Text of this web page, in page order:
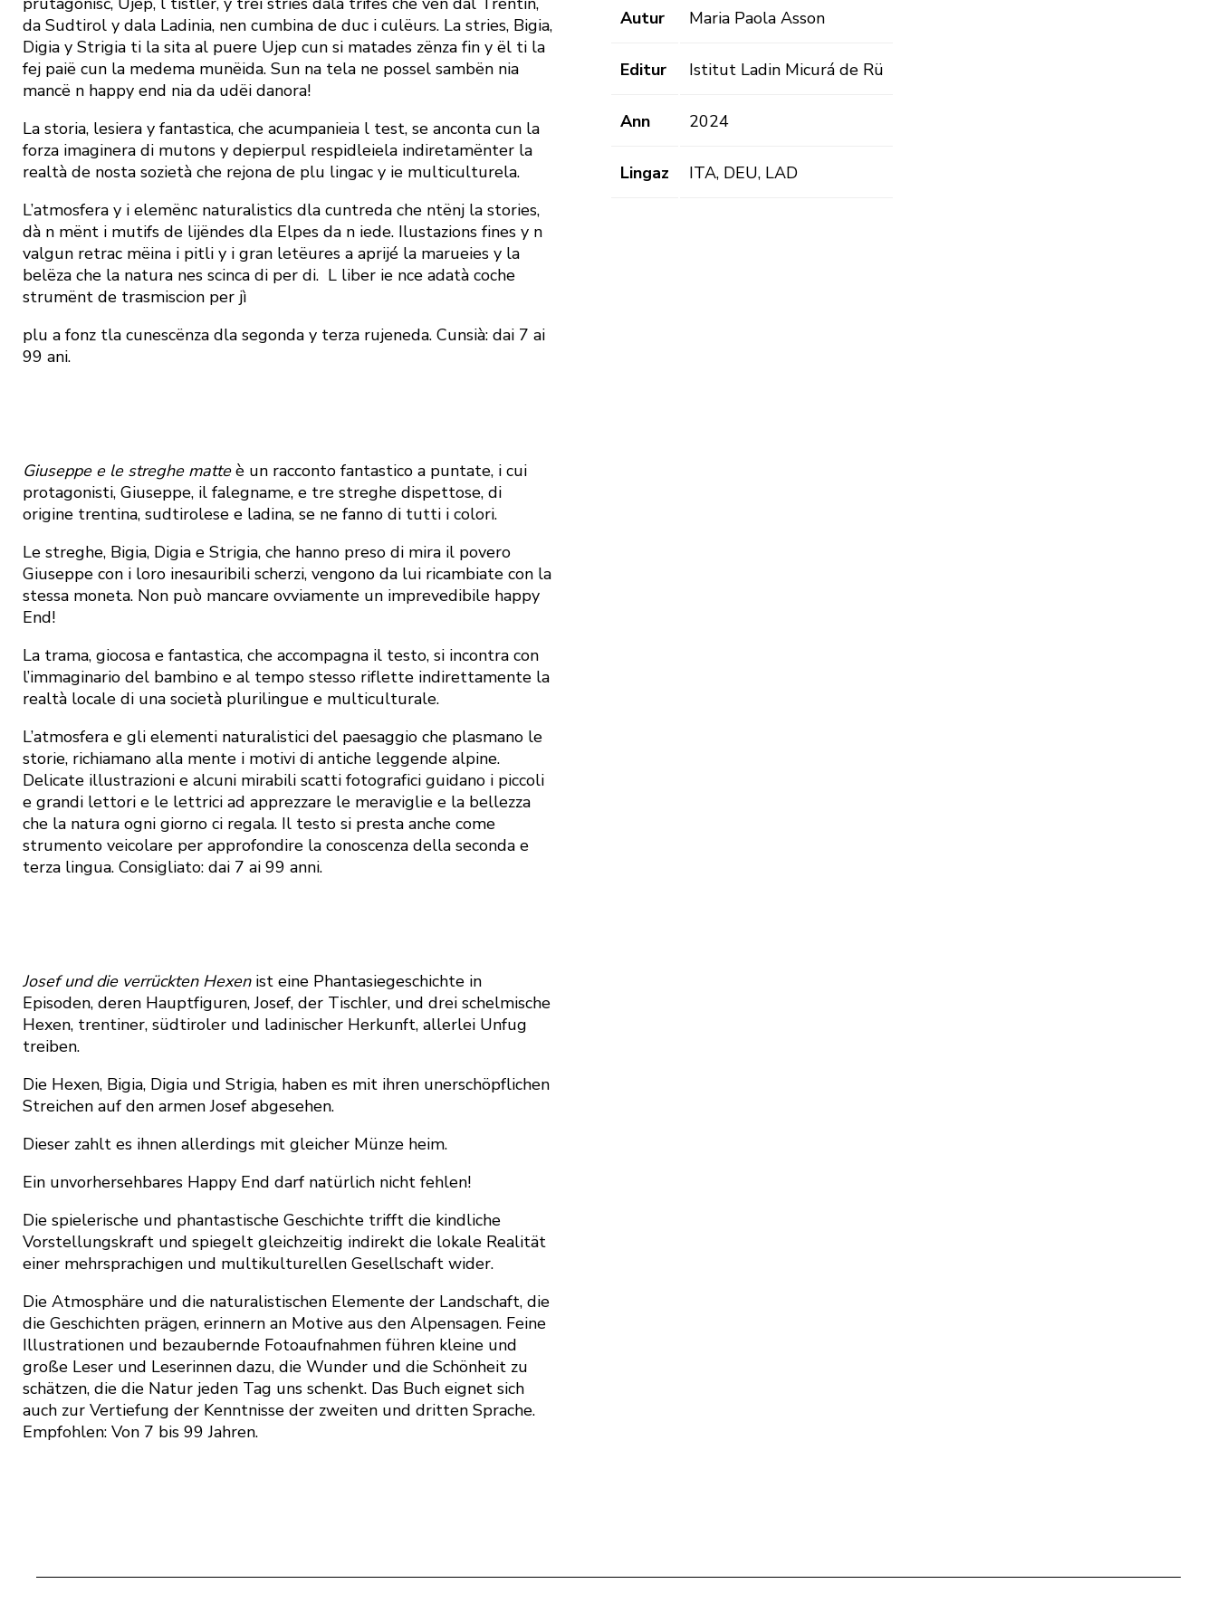
da Sudtirol y dala Ladinia, nen cumbina de duc i culëurs. La stries, Bigia,
Digia y Strigia ti la sita al puere Ujep cun si matades zënza fin y ël ti la
fej paië cun la medema munëida. Sun na tela ne possel sambën nia
mancë n happy end nia da udëi danora!
La storia, lesiera y fantastica, che acumpanieia l test, se anconta cun la
forza imaginera di mutons y depierpul respidleiela indiretamënter la
realtà de nosta sozietà che rejona de plu lingac y ie multiculturela.
L’atmosfera y i elemënc naturalistics dla cuntreda che ntënj la stories,
dà n mënt i mutifs de lijëndes dla Elpes da n iede. Ilustazions fines y n
valgun retrac mëina i pitli y i gran letëures a aprijé la marueies y la
belëza che la natura nes scinca di per di. L liber ie nce adatà coche
strumënt de trasmiscion per jì
plu a fonz tla cunescënza dla segonda y terza rujeneda. Cunsià: dai 7 ai
99 ani.
Giuseppe e le streghe matteè un racconto fantastico a puntate, i cui
protagonisti, Giuseppe, il falegname, e tre streghe dispettose, di
origine trentina, sudtirolese e ladina, se ne fanno di tutti i colori.
Le streghe, Bigia, Digia e Strigia, che hanno preso di mira il povero
Giuseppe con i loro inesauribili scherzi, vengono da lui ricambiate con la
stessa moneta. Non può mancare ovviamente un imprevedibile happy
End!
La trama, giocosa e fantastica, che accompagna il testo, si incontra con
l’immaginario del bambino e al tempo stesso riflette indirettamente la
realtà locale di una società plurilingue e multiculturale.
L’atmosfera e gli elementi naturalistici del paesaggio che plasmano le
storie, richiamano alla mente i motivi di antiche leggende alpine.
Delicate illustrazioni e alcuni mirabili scatti fotografici guidano i piccoli
e grandi lettori e le lettrici ad apprezzare le meraviglie e la bellezza
che la natura ogni giorno ci regala. Il testo si presta anche come
strumento veicolare per approfondire la conoscenza della seconda e
terza lingua. Consigliato: dai 7 ai 99 anni.
Josef und die verrückten Hexenist eine Phantasiegeschichte in
Episoden, deren Hauptfiguren, Josef, der Tischler, und drei schelmische
Hexen, trentiner, südtiroler und ladinischer Herkunft, allerlei Unfug
treiben.
Die Hexen, Bigia, Digia und Strigia, haben es mit ihren unerschöpflichen
Streichen auf den armen Josef abgesehen.
Dieser zahlt es ihnen allerdings mit gleicher Münze heim.
Ein unvorhersehbares Happy End darf natürlich nicht fehlen!
Die spielerische und phantastische Geschichte trifft die kindliche
Vorstellungskraft und spiegelt gleichzeitig indirekt die lokale Realität
einer mehrsprachigen und multikulturellen Gesellschaft wider.
Die Atmosphäre und die naturalistischen Elemente der Landschaft, die
die Geschichten prägen, erinnern an Motive aus den Alpensagen. Feine
Illustrationen und bezaubernde Fotoaufnahmen führen kleine und
große Leser und Leserinnen dazu, die Wunder und die Schönheit zu
schätzen, die die Natur jeden Tag uns schenkt. Das Buch eignet sich
auch zur Vertiefung der Kenntnisse der zweiten und dritten Sprache.
Empfohlen: Von 7 bis 99 Jahren.
Autur Maria Paola Asson
Editur Istitut Ladin Micurá de Rü
Ann 2024
Lingaz ITA, DEU, LAD